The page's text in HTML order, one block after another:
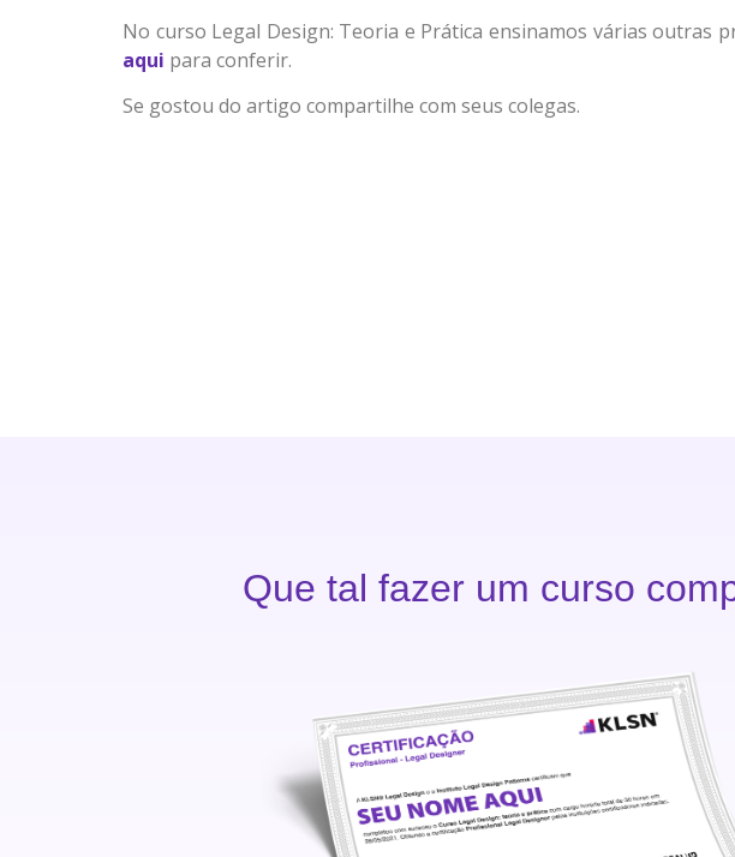
No curso Legal Design: Teoria e Prática ensinamos várias outras
aqui para conferir.
Se gostou do artigo compartilhe com seus colegas.
Que tal fazer um curso